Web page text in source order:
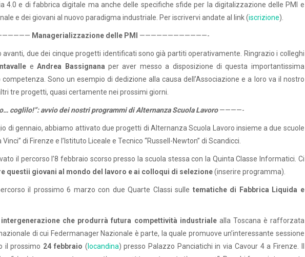
4.0 e di fabbrica digitale ma anche delle specifiche sfide per la digitalizzazione delle PMI e
e dei giovani al nuovo paradigma industriale. Per iscrivervi andate al link (iscrizione).
Managerializzazione delle PMI ————————————-
avanti, due dei cinque progetti identificati sono già partiti operativamente. Ringrazio i colleghi
eAndrea Bassignana per aver messo a disposizione di questa importantissima
Sono un esempio di dedizione alla causa dell’Associazione e a loro va il nostro
tre progetti, quasi certamente nei prossimi giorni.
coglilo!”: avvio dei nostri programmi di Alternanza Scuola Lavoro————-
di gennaio, abbiamo attivato due progetti di Alternanza Scuola Lavoro insieme a due scuole
di Firenze e l’Istituto Liceale e Tecnico “Russell-Newton” di Scandicci.
il percorso l’8 febbraio scorso presso la scuola stessa con la Quinta Classe Informatici. Ci
questii giovani al mondo del lavoro e ai colloqui di selezione(inserire programma).
il prossimo 6 marzo con due Quarte Classi sulle tematiche di Fabbrica Liquida e
che produrrà futura compettività industrialealla Toscana è rafforzata
di cui Federmanager Nazionale è parte, la quale promuove un’interessante sessione
il prossimo 24 febbraio ( locandina) presso Palazzo Panciatichi in via Cavour 4 a Firenze. Il